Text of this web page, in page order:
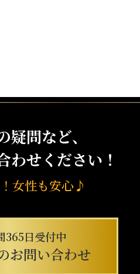
疑問など、
わせください！
！女性も安心♪
365日受付中
お問い合わせ